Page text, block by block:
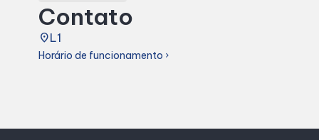
Contato
placeL1
Horário de funcionamento chevron_right